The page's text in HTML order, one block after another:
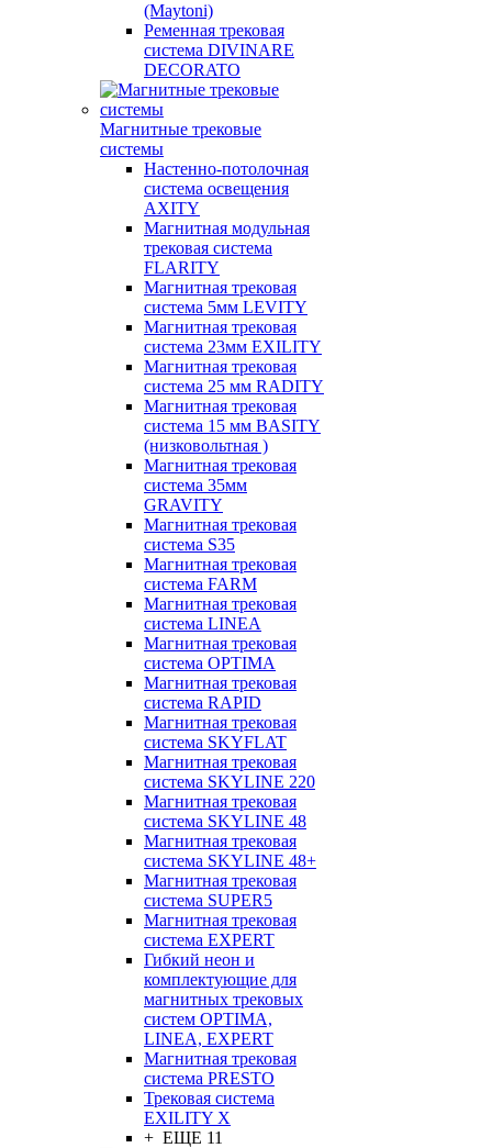
(Maytoni)
Ременная трековая
система DIVINARE
DECORATO
Магнитные трековые
системы
Настенно-потолочная
система освещения
AXITY
Магнитная модульная
трековая система
FLARITY
Магнитная трековая
система 5мм LEVITY
Магнитная трековая
система 23мм EXILITY
Магнитная трековая
система 25 мм RADITY
Магнитная трековая
система 15 мм BASITY
(низковольтная )
Магнитная трековая
система 35мм
GRAVITY
Магнитная трековая
система S35
Магнитная трековая
система FARM
Магнитная трековая
система LINEA
Магнитная трековая
система OPTIMA
Магнитная трековая
система RAPID
Магнитная трековая
система SKYFLAT
Магнитная трековая
система SKYLINE 220
Магнитная трековая
система SKYLINE 48
Магнитная трековая
система SKYLINE 48+
Магнитная трековая
система SUPER5
Магнитная трековая
система EXPERT
Гибкий неон и
комплектующие для
магнитных трековых
систем OPTIMA,
LINEA, EXPERT
Магнитная трековая
система PRESTO
Трековая система
EXILITY X
+ ЕЩЕ 11